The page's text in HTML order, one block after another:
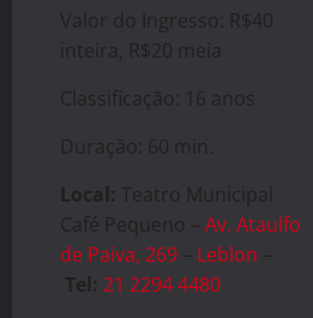
Valor do Ingresso: R$40
inteira, R$20 meia
Classificação: 16 anos
Duração: 60 min.
Local: Teatro Municipal
Café Pequeno – Av. Ataulfo
de Paiva, 269 – Leblon –
Tel: 21 2294 4480